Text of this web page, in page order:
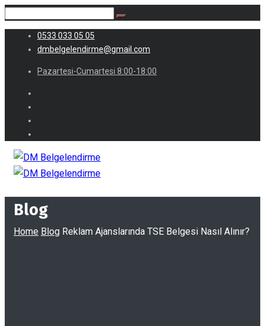
0533 033 05 05
dmbelgelendirme@gmail.com
Pazartesi-Cumartesi 8:00-18:00
Blog
Home Blog Reklam Ajanslarında TSE Belgesi Nasıl Alınır?